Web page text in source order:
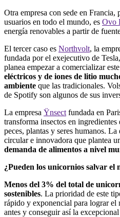
Otra empresa con sede en
usuarios en todo el mundo, es Ovo
energía renovables a partir de
El tercer caso es Northvolt, la
fundada por el exejecutivo de
planea empezar a comercializar
eléctricos y de iones de litio
ambiente que las tradicionales.
de Spotify son algunos de sus
La empresa Ÿnsect fundada en
transforma insectos en
peces, plantas y seres humanos.
circular e innovadora que plantea
demanda de alimentos a nivel
¿Pueden los unicornios salvar el
Menos del 3% del total de
sostenibles. La prioridad de este
rápido y exponencial para lograr
antes y conseguir así la